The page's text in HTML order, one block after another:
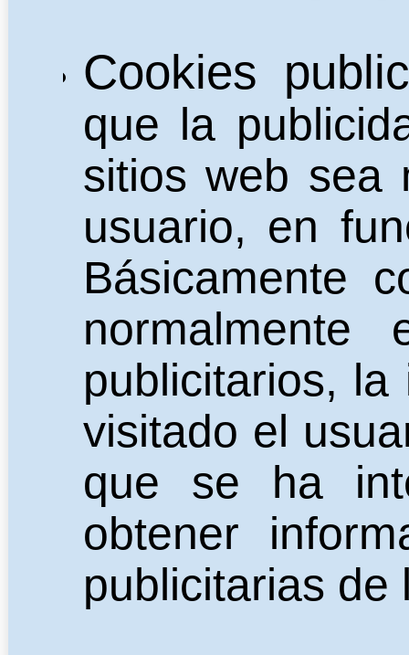
Cookies
que la
sitios web sea
usuario, en
Básicamente
normalmente
publicitarios,
visitado el
que se ha
obtener
publicitarias de